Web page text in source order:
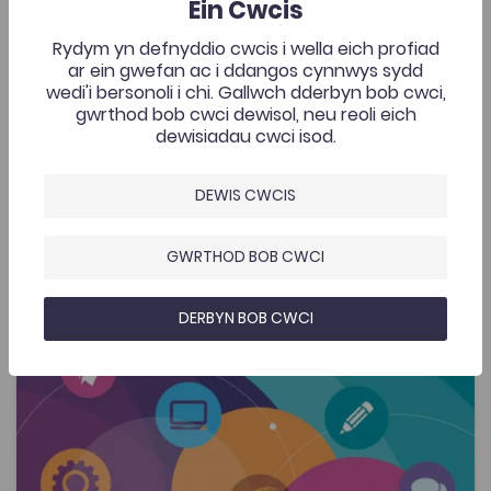
Ychwanegwyd: 22/06/2020 2.6K
Cwis Paru Swyddi
AGOR
Cwis Personoliaeth - Cwis Buzz
Cwis Personoliaeth - Cwis Buzz
2.5K
Adnodd gan Gyrfa Cymru i ddysgwyr 11-19 i gael cyfle i
ganfod pa fath o bersonoliaeth sydd gennych a pha
swyddi allai fod yn gweddu i chi
Ein Cwcis
Rydym yn defnyddio cwcis i wella eich profiad
ar ein gwefan ac i ddangos cynnwys sydd
wedi'i bersonoli i chi. Gallwch dderbyn bob cwci,
gwrthod bob cwci dewisol, neu reoli eich
dewisiadau cwci isod.
DEWIS CWCIS
GWRTHOD BOB CWCI
DERBYN BOB CWCI